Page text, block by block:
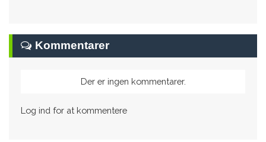
Kommentarer
Der er ingen kommentarer.
Log ind for at kommentere